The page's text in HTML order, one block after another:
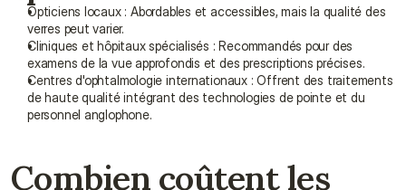
Opticiens locaux : Abordables et accessibles, mais la qualité des
verres peut varier.
Cliniques et hôpitaux spécialisés : Recommandés pour des
examens de la vue approfondis et des prescriptions précises.
Centres d'ophtalmologie internationaux : Offrent des traitements
de haute qualité intégrant des technologies de pointe et du
personnel anglophone.
Combien coûtent les